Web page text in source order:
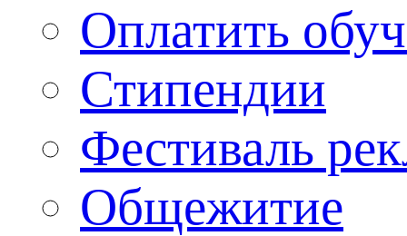
Оплатить
Стипендии
Фестиваль
Общежитие